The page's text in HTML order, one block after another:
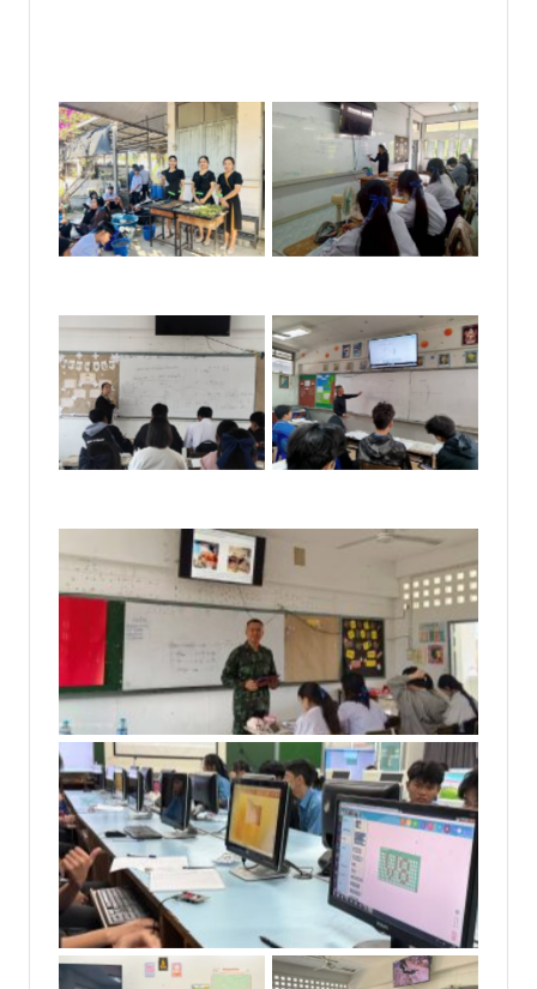
No Caption No Caption
No Caption
No Caption
No Caption